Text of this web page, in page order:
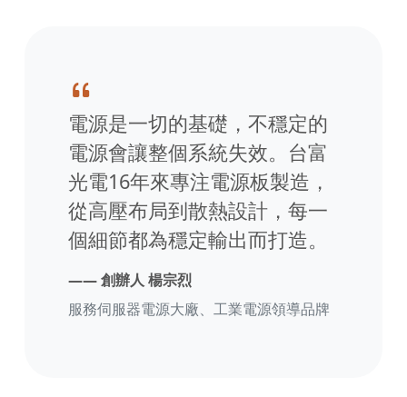
電源是一切的基礎，不穩定的
電源會讓整個系統失效。台富
光電16年來專注電源板製造，
從高壓布局到散熱設計，每一
個細節都為穩定輸出而打造。
—— 創辦人 楊宗烈
服務伺服器電源大廠、工業電源領導品牌